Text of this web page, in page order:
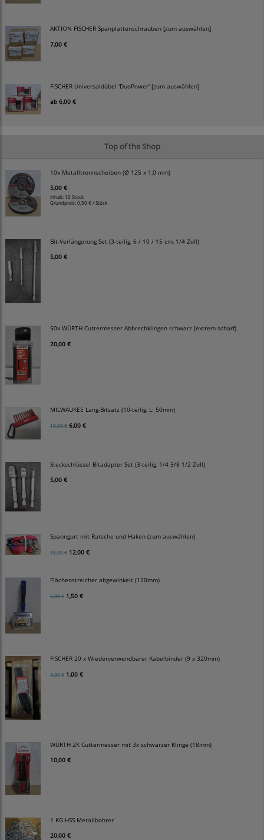
AKTION FISCHER Spanplattenschrauben [zum auswählen]
7,00 €
FISCHER Universaldübel 'DuoPower' [zum auswählen]
ab 6,00 €
Top of the Shop
10x Metalltrennscheiben (Ø 125 x 1,0 mm)
5,00 €
Inhalt: 10 Stück
Grundpreis:0,50 € / Stück
Bit-Verlängerung Set (3-teilig, 6 / 10 / 15 cm, 1/4 Zoll)
5,00 €
50x WÜRTH Cuttermesser Abbrechklingen schwarz (extrem scharf)
20,00 €
MILWAUKEE Lang-Bitsatz (10-teilig, L: 50mm)
10,00 € 6,00 €
Steckschlüssel Bitadapter Set (3-teilig, 1/4 3/8 1/2 Zoll)
5,00 €
Spanngurt mit Ratsche und Haken (zum auswählen)
15,00 € 12,00 €
Flächenstreicher abgewinkelt (120mm)
5,00 € 1,50 €
FISCHER 20 x Wiederverwendbarer Kabelbinder (9 x 320mm)
4,00 € 1,00 €
WÜRTH 2K Cuttermesser mit 3x schwarzer Klinge (18mm)
10,00 €
1 KG HSS Metallbohrer
20,00 €